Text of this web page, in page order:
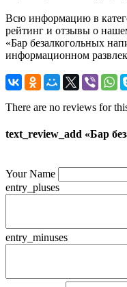
Всю информацию в
рейтинг и отзывы о
«Бар безалкогольных
информационном
There are no reviews for
text_review_add «Бар
Your Name
entry_pluses
entry_minuses